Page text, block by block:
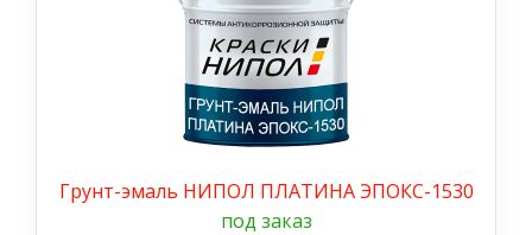
Грунт-эмаль НИПОЛ ПЛАТИНА ЭПОКС-1530
под заказ